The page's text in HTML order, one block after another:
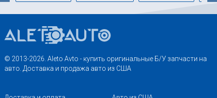
© 2013-2026. Aleto Avto - купить оригинальные Б/У запчасти на
авто. Доставка и продажа авто из США